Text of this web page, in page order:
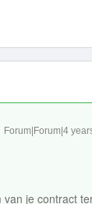
Forum|Forum|4
je contract